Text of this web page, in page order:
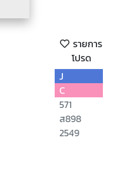
รายการ
โปรด
J
C
571
ส898
2549